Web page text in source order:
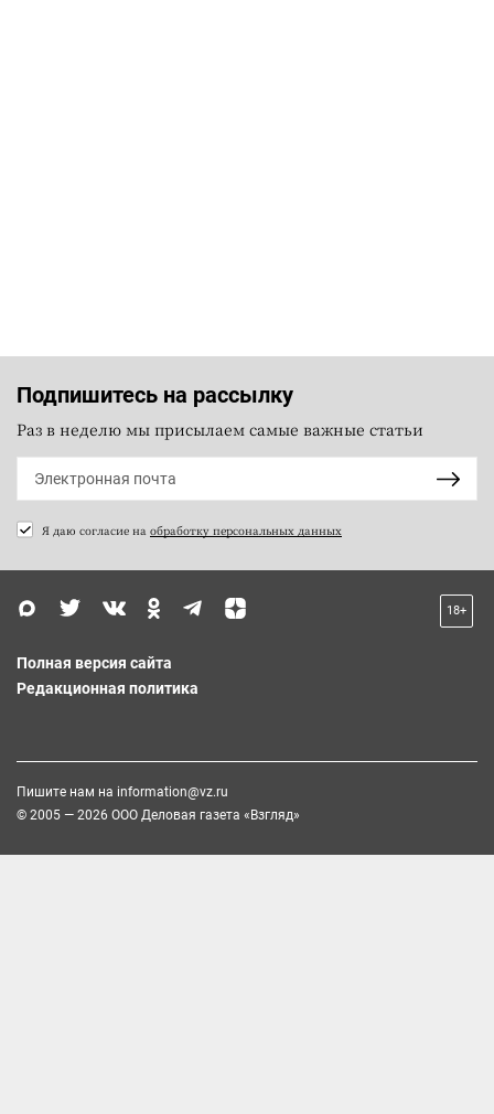
Подпишитесь на рассылку
Раз в неделю мы присылаем самые важные статьи
Я даю согласие на обработку персональных данных
18+
Полная версия сайта
Редакционная политика
Пишите нам на information@vz.ru
© 2005 — 2026 ООО Деловая газета «Взгляд»